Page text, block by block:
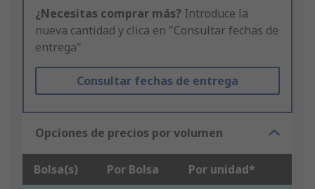
¿Necesitas comprar más? Introduce la
nueva cantidad y clica en "Consultar fechas de
entrega"
Consultar fechas de entrega
Opciones de precios por volumen
Bolsa(s) Por Bolsa Por unidad*